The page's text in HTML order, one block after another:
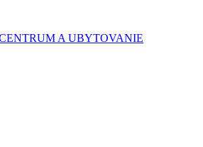
A UBYTOVANIE